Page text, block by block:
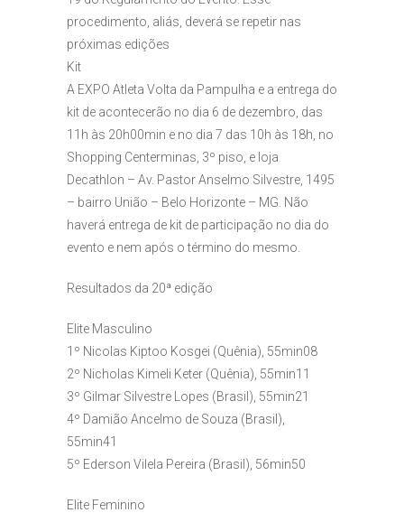
procedimento, aliás, deverá se repetir nas
próximas edições
Kit
A EXPO Atleta Volta da Pampulha e a entrega do
kit de acontecerão no dia 6 de dezembro, das
11h às 20h00min e no dia 7 das 10h às 18h, no
Shopping Centerminas, 3º piso, e loja
Decathlon – Av. Pastor Anselmo Silvestre, 1495
– bairro União – Belo Horizonte – MG. Não
haverá entrega de kit de participação no dia do
evento e nem após o término do mesmo.
Resultados da 20ª edição
Elite Masculino
1º Nicolas Kiptoo Kosgei (Quênia), 55min08
2º Nicholas Kimeli Keter (Quênia), 55min11
3º Gilmar Silvestre Lopes (Brasil), 55min21
4º Damião Ancelmo de Souza (Brasil),
55min41
5º Ederson Vilela Pereira (Brasil), 56min50
Elite Feminino